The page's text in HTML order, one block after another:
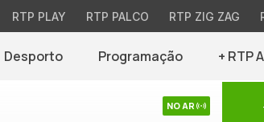
RTP PLAY RTP PALCO RTP ZIG ZAG
Desporto Programação + RTP
NO AR